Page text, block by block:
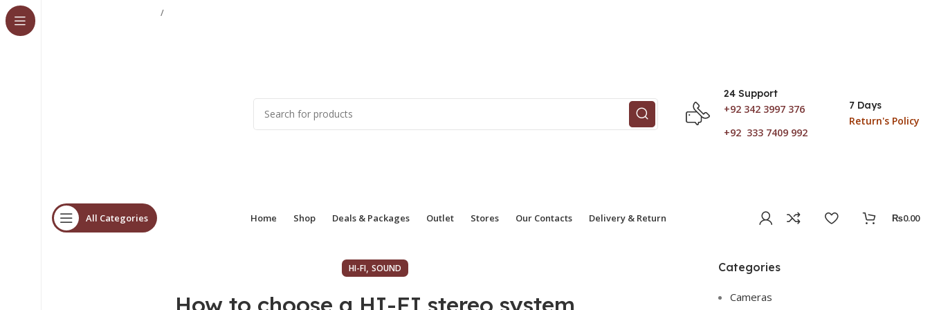
/
24 Support
+92 342 3997 376
+92 333 7409 992
7 Days
Return's Policy
All Categories Home Shop Deals & Packages Outlet Stores Our Contacts Delivery & Return ₨0.00
HI-FI, SOUND
How to choose a HI-FI stereo system
Categories
Cameras